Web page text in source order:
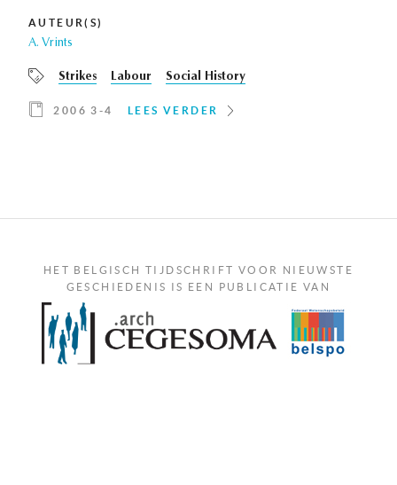
AUTEUR(S)
A. Vrints
Strikes Labour Social History
2006 3-4 LEES VERDER
HET BELGISCH TIJDSCHRIFT VOOR NIEUWSTE
GESCHIEDENIS IS EEN PUBLICATIE VAN